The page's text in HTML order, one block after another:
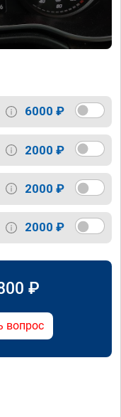
6000 ₽
2000 ₽
2000 ₽
2000 ₽
₽
вопрос